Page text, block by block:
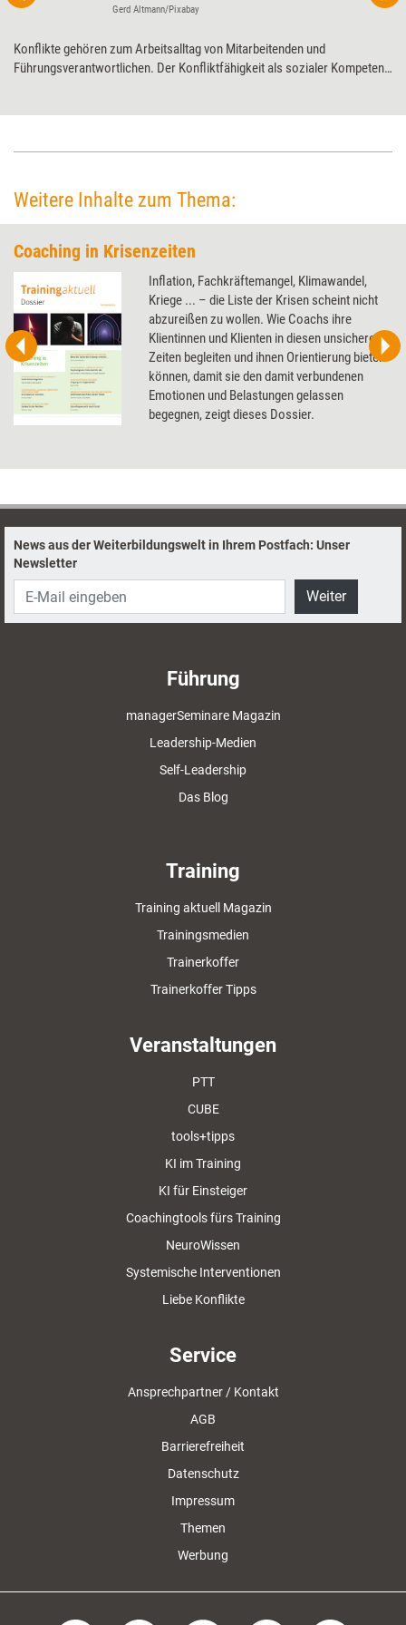
Gerd Altmann/Pixabay
Konflikte gehören zum Arbeitsalltag von Mitarbeitenden und
Führungsverantwortlichen. Der Konfliktfähigkeit als sozialer Kompetenz
Weitere Inhalte zum Thema:
Coaching in Krisenzeiten
Inflation, Fachkräftemangel, Klimawandel,
Kriege ... – die Liste der Krisen scheint nicht
abzureißen zu wollen. Wie Coachs ihre
Klientinnen und Klienten in diesen unsicheren
Zeiten begleiten und ihnen Orientierung bieten
können, damit sie den damit verbundenen
Emotionen und Belastungen gelassen
begegnen, zeigt dieses Dossier.
News aus der Weiterbildungswelt in Ihrem Postfach: Unser
Newsletter
Weiter
Führung
managerSeminare Magazin
Leadership-Medien
Self-Leadership
Das Blog
Training
Training aktuell Magazin
Trainingsmedien
Trainerkoffer
Trainerkoffer Tipps
Veranstaltungen
PTT
CUBE
tools+tipps
KI im Training
KI für Einsteiger
Coachingtools fürs Training
NeuroWissen
Systemische Interventionen
Liebe Konflikte
Service
Ansprechpartner / Kontakt
AGB
Barrierefreiheit
Datenschutz
Impressum
Themen
Werbung